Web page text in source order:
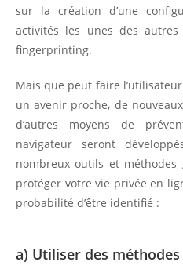
sur la création d’une
activités les unes des
fingerprinting.
Mais que peut faire
un avenir proche, de
d’autres moyens de
navigateur seront
nombreux outils et méthodes
protéger votre vie privée en
probabilité d’être identifié :
a) Utiliser des